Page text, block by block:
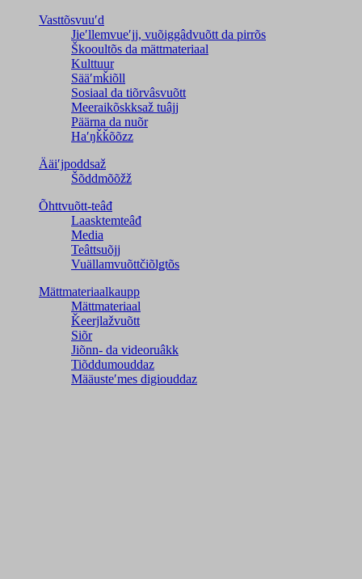
Vasttõsvuuʹd
Jieʹllemvueʹjj, vuõiggâdvuõtt da pirrõs
Škooultõs da mättmateriaal
Kulttuur
Sääʹmǩiõll
Sosiaal da tiõrvâsvuõtt
Meeraikõskksaž tuâjj
Päärna da nuõr
Haʹŋǩǩõõzz
Ääiʹjpoddsaž
Šõddmõõžž
Õhttvuõtt-teâđ
Laasktemteâđ
Media
Teâttsuõjj
Vuällamvuõttčiõlǥtõs
Mättmateriaalkaupp
Mättmateriaal
Ǩeerjlažvuõtt
Siõr
Jiõnn- da videoruâkk
Tiõddumouddaz
Määusteʹmes digiouddaz